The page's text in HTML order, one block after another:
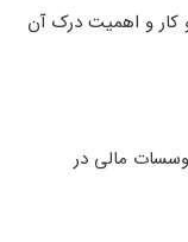
و اهمیت درک آن
مالی در